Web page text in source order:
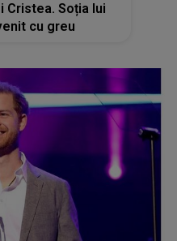
Cristea. Soția lui
cu greu